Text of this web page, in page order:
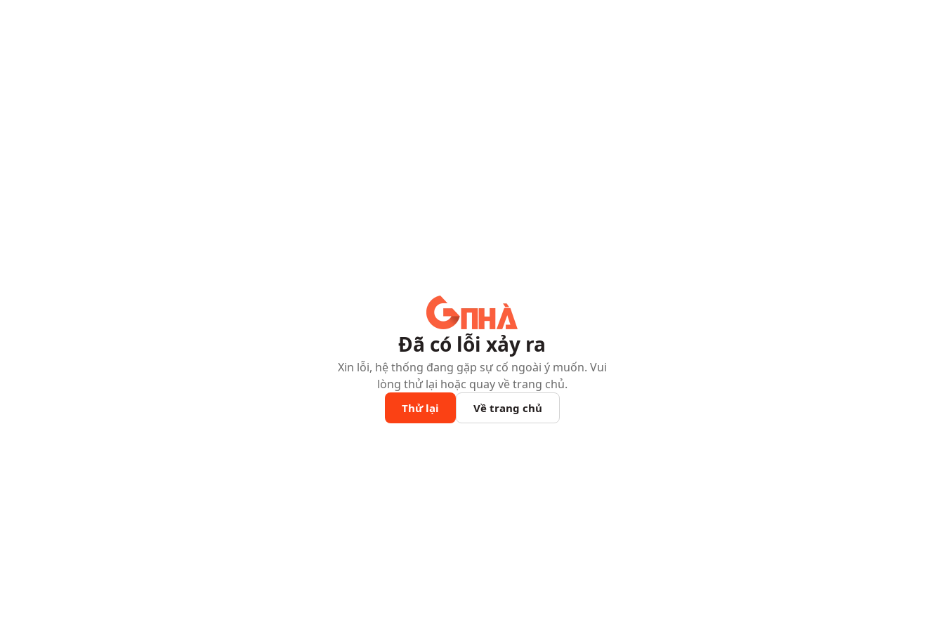
Đã có lỗi xảy ra
Xin lỗi, hệ thống đang gặp sự cố ngoài ý muốn. Vui
lòng thử lại hoặc quay về trang chủ.
Thử lại Về trang chủ